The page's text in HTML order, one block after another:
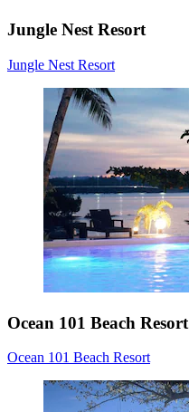
Jungle Nest Resort
Jungle Nest Resort
Ocean 101 Beach Resort
Ocean 101 Beach Resort